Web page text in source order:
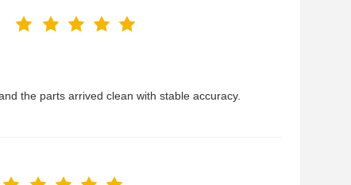
the parts arrived clean with stable accuracy.